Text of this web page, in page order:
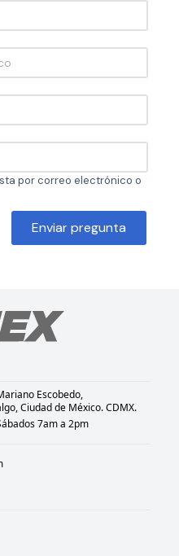
por correo electrónico o
Enviar pregunta
Escobedo,
Ciudad de México. CDMX.
7am a 2pm